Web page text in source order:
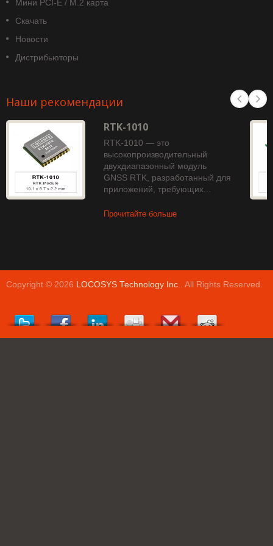
Мини PCI-E / M.2 карта
Скачать
Новости
Дистрибьюторы
Наши рекомендации
RTK-1010
RTK-1010 — это
высокопроизводительный
двухдиапазонный модуль
GNSS RTK, разработанный для
приложений, требующих...
Прочитайте больше
Copyright © 2026 LOCOSYS Technology Inc. . All Rights Reserved.